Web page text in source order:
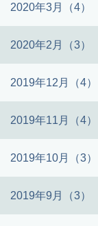
2020年3月（4）
2020年2月（3）
2019年12月（4）
2019年11月（4）
2019年10月（3）
2019年9月（3）